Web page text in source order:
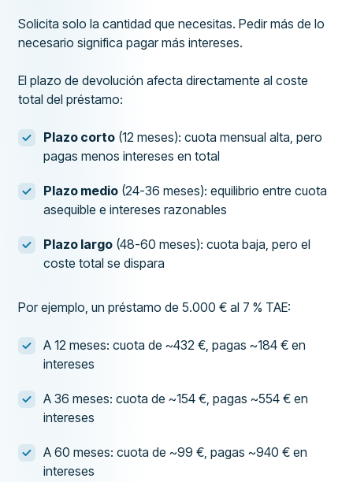
Solicita solo la cantidad que necesitas. Pedir más de lo
necesario significa pagar más intereses.
El plazo de devolución afecta directamente al coste
total del préstamo:
Plazo corto (12 meses): cuota mensual alta, pero
pagas menos intereses en total
Plazo medio (24-36 meses): equilibrio entre cuota
asequible e intereses razonables
Plazo largo (48-60 meses): cuota baja, pero el
coste total se dispara
Por ejemplo, un préstamo de 5.000 € al 7 % TAE:
A 12 meses: cuota de ~432 €, pagas ~184 € en
intereses
A 36 meses: cuota de ~154 €, pagas ~554 € en
intereses
A 60 meses: cuota de ~99 €, pagas ~940 € en
intereses